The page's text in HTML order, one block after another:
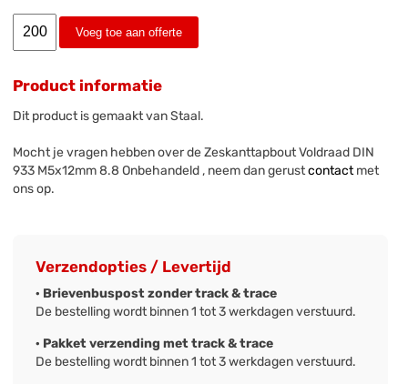
Voeg toe aan offerte
Product informatie
Dit product is gemaakt van Staal.
Mocht je vragen hebben over de Zeskanttapbout Voldraad DIN
933 M5x12mm 8.8 Onbehandeld , neem dan gerustcontactmet
ons op.
Verzendopties / Levertijd
· Brievenbuspost zonder track & trace
De bestelling wordt binnen 1 tot 3 werkdagen verstuurd.
· Pakket verzending met track & trace
De bestelling wordt binnen 1 tot 3 werkdagen verstuurd.